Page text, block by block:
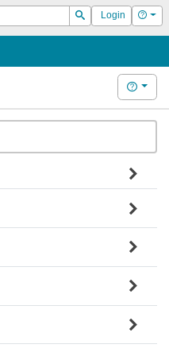
Suchen
Login Hilfe
Hilfe